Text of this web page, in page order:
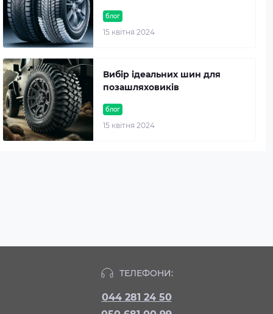
блог
15 квітня 2024
блог
15 квітня 2024
Вибір ідеальних шин для
позашляховиків
ТЕЛЕФОНИ:
044 281 24 50